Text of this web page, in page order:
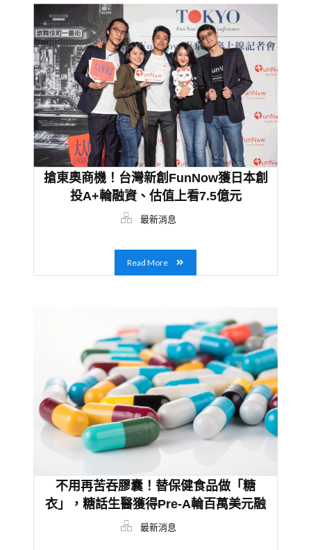
搶東奧商機！台灣新創FunNow獲日本創
投A+輪融資、估值上看7.5億元
最新消息
Read More
不用再苦吞膠囊！替保健食品做「糖
衣」，糖話生醫獲得Pre-A輪百萬美元融
資
最新消息